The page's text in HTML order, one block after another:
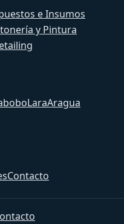
e Insumos
y Pintura
LaraAragua
Contacto